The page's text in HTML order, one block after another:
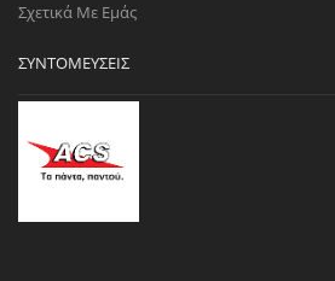
Σχετικά Με Εμάς
ΣΥΝΤΟΜΕΎΣΕΙΣ